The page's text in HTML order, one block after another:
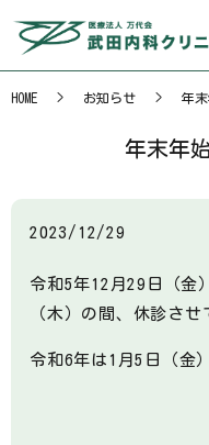
HOME お知らせ 年
年末年
2023/12/29
令和5年12月29日（金
（木）の間、休診させ
令和6年は1月5日（金